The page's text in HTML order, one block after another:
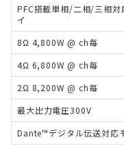
PFC搭載単相/二相/三相対
イ
8Ω 4,800W @ ch毎
4Ω 6,800W @ ch毎
2Ω 8,200W @ ch毎
最大出力電圧300V
Dante™デジタル伝送対応